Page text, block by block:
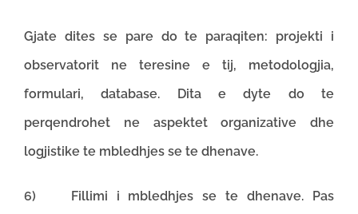
Gjate dites se pare do te paraqiten: projekti i
observatorit ne teresine e tij, metodologjia,
formulari, database. Dita e dyte do te
perqendrohet ne aspektet organizative dhe
logjistike te mbledhjes se te dhenave.
6) Fillimi i mbledhjes se te dhenave. Pas